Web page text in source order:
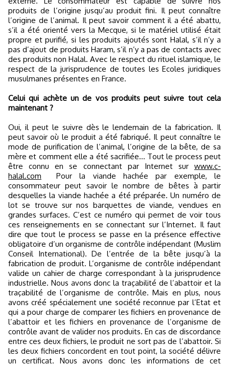
produits de l’origine jusqu’au produit fini. Il peut connaître
l’origine de l’animal. Il peut savoir comment il a été abattu,
s’il a été orienté vers la Mecque, si le matériel utilisé était
propre et purifié, si les produits ajoutés sont Halal, s’il n’y a
pas d’ajout de produits Haram, s’il n’y a pas de contacts avec
des produits non Halal. Avec le respect du rituel islamique, le
respect de la jurisprudence de toutes les Ecoles juridiques
musulmanes présentes en France.
Celui qui achète un de vos produits peut suivre tout cela
maintenant ?
Oui, il peut le suivre dès le lendemain de la fabrication. Il
peut savoir où le produit a été fabriqué. Il peut connaître le
mode de purification de l’animal, l’origine de la bête, de sa
mère et comment elle a été sacrifiée… Tout le process peut
être connu en se connectant par Internet sur www.c-
halal.com
Pour la viande hachée par exemple, le
consommateur peut savoir le nombre de bêtes à partir
desquelles la viande hachée a été préparée. Un numéro de
lot se trouve sur nos barquettes de viande, vendues en
grandes surfaces. C’est ce numéro qui permet de voir tous
ces renseignements en se connectant sur l’Internet. Il faut
dire que tout le process se passe en la présence effective
obligatoire d’un organisme de contrôle indépendant (Muslim
Conseil International). De l’entrée de la bête jusqu’à la
fabrication de produit. L’organisme de contrôle indépendant
valide un cahier de charge correspondant à la jurisprudence
industrielle. Nous avons donc la traçabilité de l’abattoir et la
traçabilité de l’organisme de contrôle. Mais en plus, nous
avons créé spécialement une société reconnue par l’Etat et
qui a pour charge de comparer les fichiers en provenance de
l’abattoir et les fichiers en provenance de l’organisme de
contrôle avant de valider nos produits. En cas de discordance
entre ces deux fichiers, le produit ne sort pas de l’abattoir. Si
les deux fichiers concordent en tout point, la société délivre
un certificat. Nous avons donc les informations de cet